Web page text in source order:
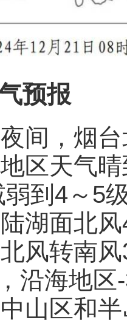
预报
间，烟
区天气
弱到4～5
湖面北
风转南
沿海地
山区和